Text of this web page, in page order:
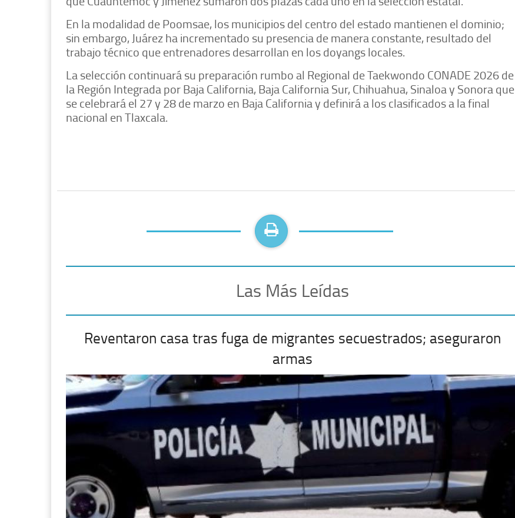
En la modalidad de Poomsae, los municipios del centro del estado mantienen el dominio;
sin embargo, Juárez ha incrementado su presencia de manera constante, resultado del
trabajo técnico que entrenadores desarrollan en los doyangs locales.
La selección continuará su preparación rumbo al Regional de Taekwondo CONADE 2026 de
la Región Integrada por Baja California, Baja California Sur, Chihuahua, Sinaloa y Sonora que
se celebrará el 27 y 28 de marzo en Baja California y definirá a los clasificados a la final
nacional en Tlaxcala.
Las Más Leídas
Reventaron casa tras fuga de migrantes secuestrados; aseguraron
armas